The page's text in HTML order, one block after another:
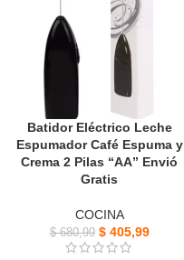
Batidor Eléctrico Leche
Espumador Café Espuma y
Crema 2 Pilas “AA” Envió
Gratis
COCINA
$680,99 $405,99